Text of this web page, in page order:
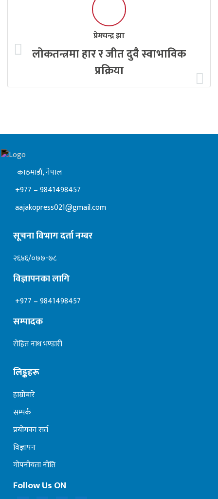
प्रेमचन्द्र झा
लोकतन्त्रमा हार र जीत दुवै स्वाभाविक
प्रक्रिया
काठमाडाैं, नेपाल
+977 – 9841498457
aajakopress021@gmail.com
सूचना विभाग दर्ता नम्बर
२६४६/०७७-७८
विज्ञापनका लागि
+977 – 9841498457
सम्पादक
रोहित नाथ भण्डारी
लिङ्कहरू
हाम्रोबारे
सम्पर्क
प्रयोगका सर्त
विज्ञापन
गोपनीयता नीति
Follow Us ON